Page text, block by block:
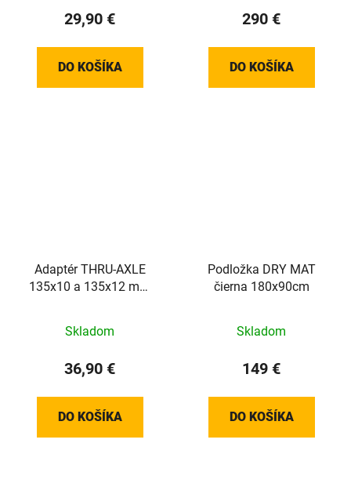
29,90 €
DO KOŠÍKA
290 €
DO KOŠÍKA
Adaptér THRU-AXLE
135x10 a 135x12 mm
Skladom
36,90 €
DO KOŠÍKA
Podložka DRY MAT
čierna 180x90cm
Skladom
149 €
DO KOŠÍKA